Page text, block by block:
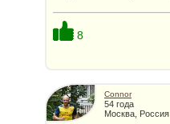
8
Connor
54 года
Москва, Россия